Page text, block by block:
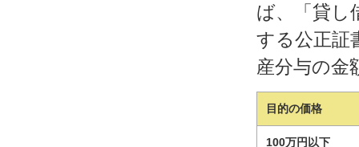
ば、「貸し
する公正証
産分与の金
目的の価格
100万円以下